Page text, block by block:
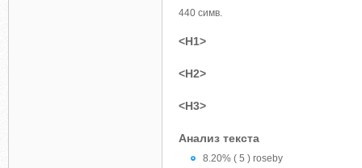
440 симв.
<H1>
<H2>
<H3>
Анализ текста
8.20% ( 5 ) roseby